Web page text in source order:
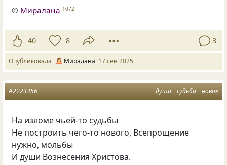
© Миралана 1072
40 8 3
Опубликовала Миралана 17 сен 2025
душа судьба новое
#2223356
На изломе чьей-то судьбы
Не построить чего-то нового, Всепрощение
нужно, мольбы
И души Вознесения Христова.